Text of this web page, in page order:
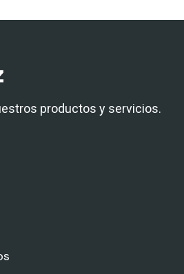
productos y servicios.